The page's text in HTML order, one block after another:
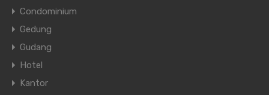
Condominium
Gedung
Gudang
Hotel
Kantor